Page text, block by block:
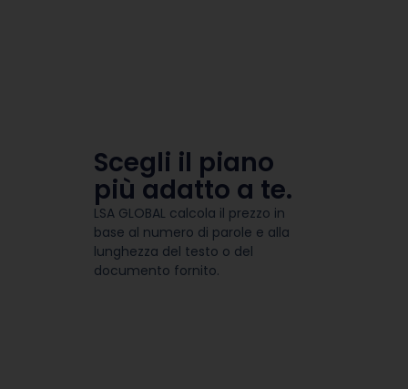
Scegli il piano
più adatto a te.
LSA GLOBAL calcola il prezzo in
base al numero di parole e alla
lunghezza del testo o del
documento fornito.